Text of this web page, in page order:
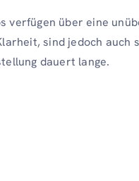
verfügen über eine
sind jedoch auch
dauert lange.